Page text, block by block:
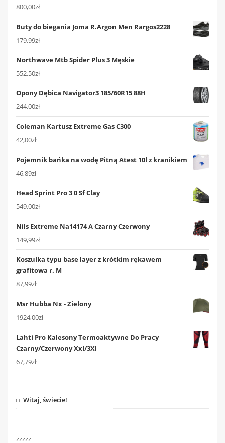
800,00zł
Buty do biegania Joma R.Argon Men Rargos2228
179,99zł
Northwave Mtb Spider Plus 3 Męskie
552,50zł
Opony Dębica Navigator3 185/60R15 88H
244,00zł
Coleman Kartusz Extreme Gas C300
42,00zł
Pojemnik bańka na wodę Pitną Atest 10l z kranikiem
46,89zł
Head Sprint Pro 3 0 Sf Clay
549,00zł
Nils Extreme Na14174 A Czarny Czerwony
149,99zł
Koszulka typu base layer z krótkim rękawem
grafitowa r. M
87,99zł
Msr Hubba Nx - Zielony
1924,00zł
Lahti Pro Kalesony Termoaktywne Do Pracy
Czarny/Czerwony Xxl/3Xl
67,79zł
Witaj, świecie!
zzzzz